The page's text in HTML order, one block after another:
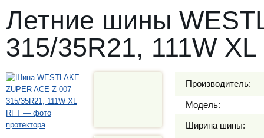
Летние шины
315/35R21, 111W XL
Производитель:
Модель:
Ширина шины: